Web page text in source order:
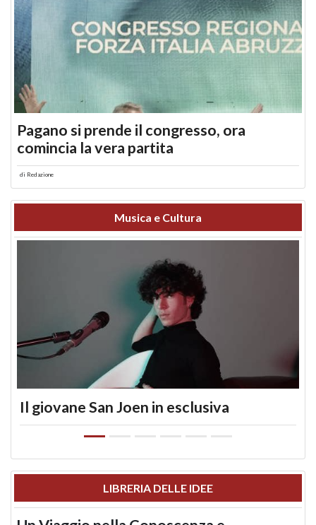
Pagano si prende il congresso, ora
comincia la vera partita
di Redazione
Musica e Cultura
Il giovane San Joen in esclusiva
LIBRERIA DELLE IDEE